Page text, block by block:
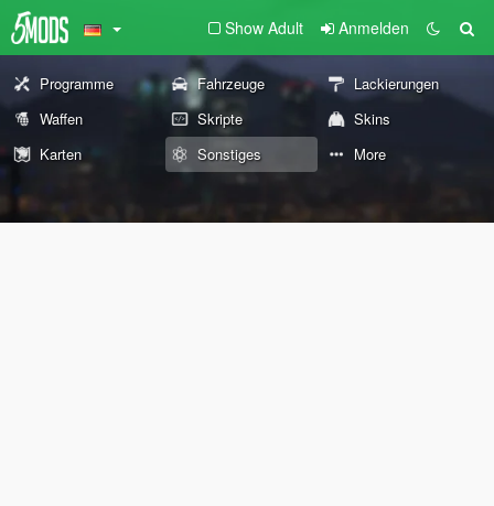
Show Adult Anmelden
Programme Fahrzeuge
Lackierungen
Waffen
Skripte
Skins
Karten
Sonstiges More